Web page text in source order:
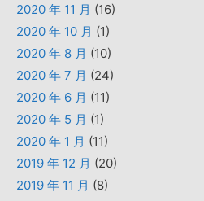
2020 年 11 月 (16)
2020 年 10 月 (1)
2020 年 8 月 (10)
2020 年 7 月 (24)
2020 年 6 月 (11)
2020 年 5 月 (1)
2020 年 1 月 (11)
2019 年 12 月 (20)
2019 年 11 月 (8)